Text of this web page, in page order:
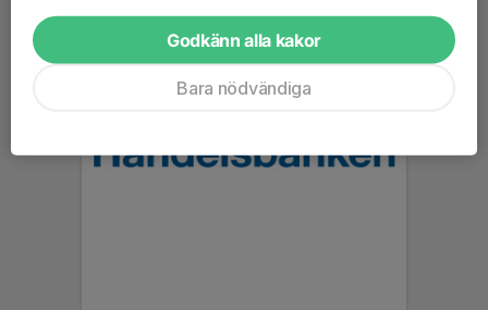
Godkänn alla kakor
Bara nödvändiga